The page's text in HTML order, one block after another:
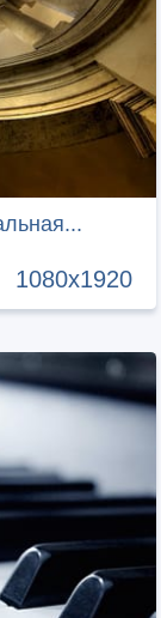
1080x1920